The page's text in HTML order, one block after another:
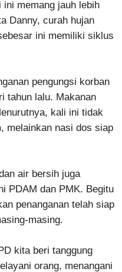
memang jauh lebih
Danny, curah hujan
ini memiliki siklus
pengungsi korban
tahun lalu. Makanan
kali ini tidak
melainkan nasi dos siap
air bersih juga
PDAM dan PMK. Begitu
penanganan telah siap
masing.
kita beri tanggung
orang, menangani